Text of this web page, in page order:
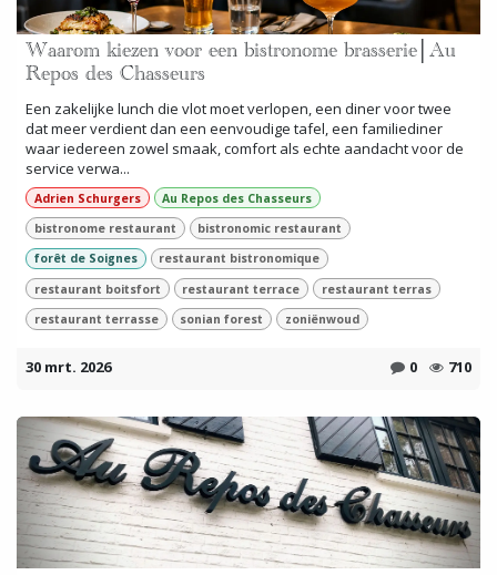
Waarom kiezen voor een bistronome brasserie│Au
Repos des Chasseurs
Een zakelijke lunch die vlot moet verlopen, een diner voor twee
dat meer verdient dan een eenvoudige tafel, een familiediner
waar iedereen zowel smaak, comfort als echte aandacht voor de
service verwa...
Adrien Schurgers
Au Repos des Chasseurs
bistronome restaurant
bistronomic restaurant
forêt de Soignes
restaurant bistronomique
restaurant boitsfort
restaurant terrace
restaurant terras
restaurant terrasse
sonian forest zoniënwoud
30 mrt. 2026 0 710